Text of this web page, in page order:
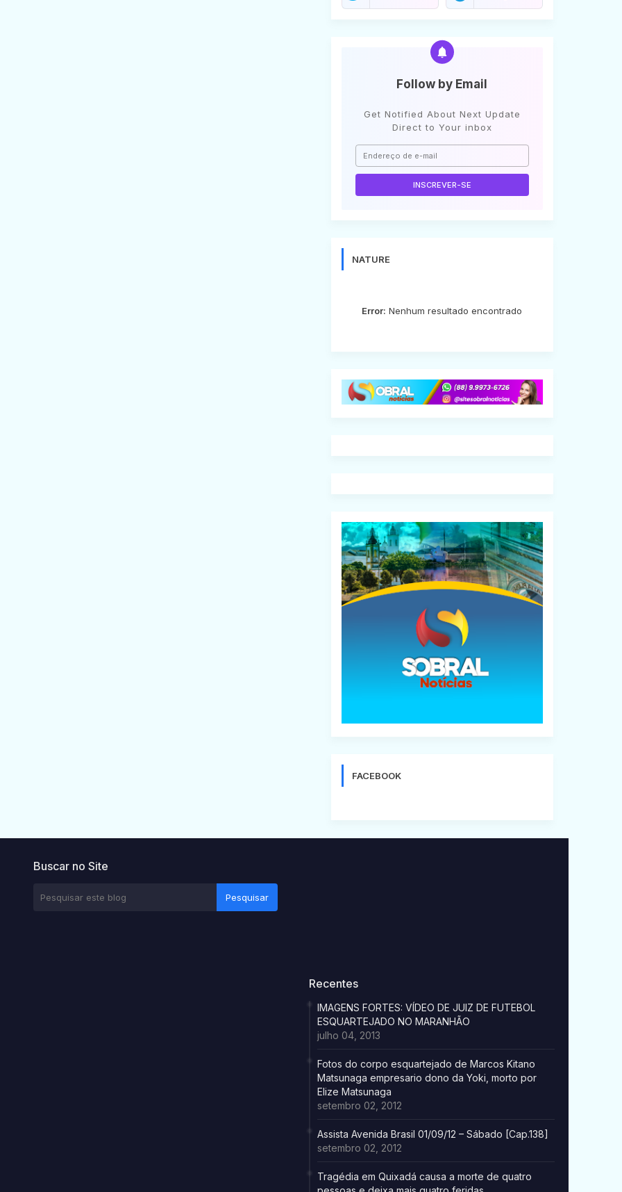
Follow by Email
Get Notified About Next Update
Direct to Your inbox
NATURE
Error: Nenhum resultado encontrado
FACEBOOK
Buscar no Site
Recentes
IMAGENS FORTES: VÍDEO DE JUIZ DE FUTEBOL
ESQUARTEJADO NO MARANHÃO
julho 04, 2013
Fotos do corpo esquartejado de Marcos Kitano
Matsunaga empresario dono da Yoki, morto por
Elize Matsunaga
setembro 02, 2012
Assista Avenida Brasil 01/09/12 – Sábado [Cap.138]
setembro 02, 2012
Tragédia em Quixadá causa a morte de quatro